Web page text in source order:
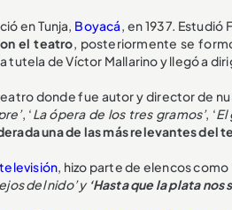
en Tunja, Boyacá , en 1937.
el teatro , posteriormente se
tutela de Víctor Mallarino y llegó a
donde fue autor y director de
, ‘La ópera de los tres gramos’, ‘El
una de las más relevantes del
televisión , hizo parte de elencos como
del nido’ y ‘Hasta que la plata nos